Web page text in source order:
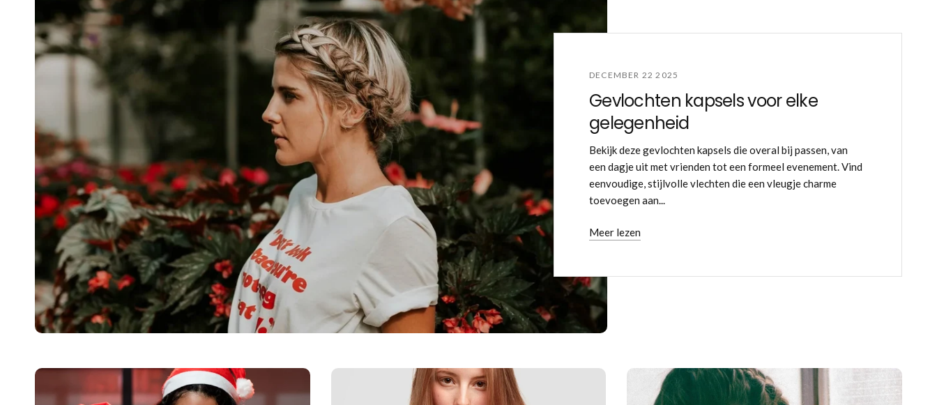
DECEMBER 22 2025
Gevlochten kapsels voor elke
gelegenheid
Bekijk deze gevlochten kapsels die overal bij passen, van
een dagje uit met vrienden tot een formeel evenement. Vind
eenvoudige, stijlvolle vlechten die een vleugje charme
toevoegen aan...
Meer lezen